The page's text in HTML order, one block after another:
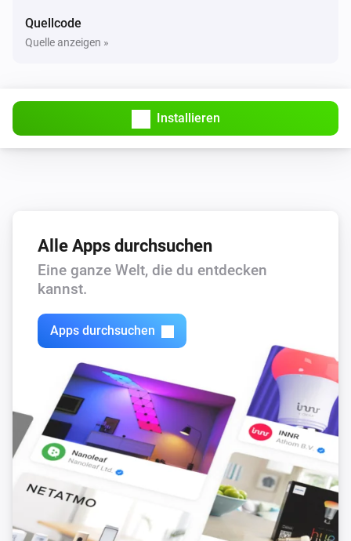
Quellcode
Quelle anzeigen »
Installieren
Alle Apps durchsuchen
Eine ganze Welt, die du entdecken
kannst.
Apps durchsuchen